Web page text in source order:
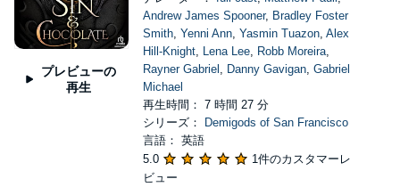
プレビューの
再生
Andrew James Spooner, Bradley Foster
Smith, Yenni Ann, Yasmin Tuazon, Alex
Hill-Knight, Lena Lee, Robb Moreira,
Rayner Gabriel , Danny Gavigan, Gabriel
Michael
再生時間： 7 時間 27 分
シリーズ：
Demigods of San Francisco
言語： 英語
5.0
1件のカスタマーレ
ビュー